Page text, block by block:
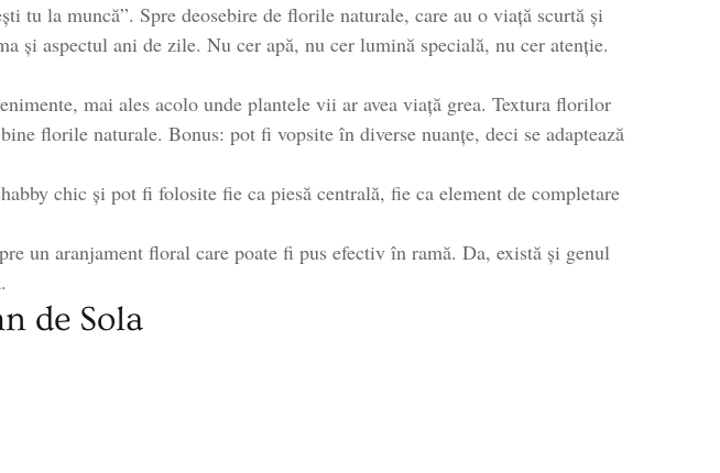
tu la muncă”. Spre deosebire de florile naturale, care au o viață scurtă și
și aspectul ani de zile. Nu cer apă, nu cer lumină specială, nu cer atenție.
mai ales acolo unde plantele vii ar avea viață grea. Textura florilor
florile naturale. Bonus: pot fi vopsite în diverse nuanțe, deci se adaptează
chic și pot fi folosite fie ca piesă centrală, fie ca element de completare
un aranjament floral care poate fi pus efectiv în ramă. Da, există și genul
de Sola